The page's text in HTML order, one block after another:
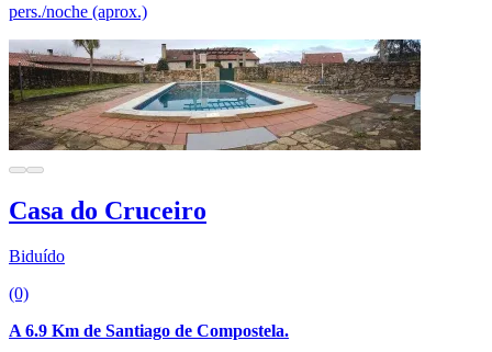
pers./noche (aprox.)
Casa do Cruceiro
Biduído
(0)
A 6.9 Km de Santiago de Compostela.